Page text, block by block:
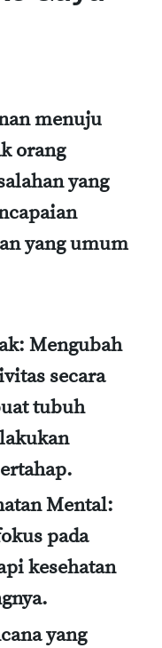
menuju
orang
yang
yang umum
Mengubah
secara
tubuh
Mental:
pada
kesehatan
yang